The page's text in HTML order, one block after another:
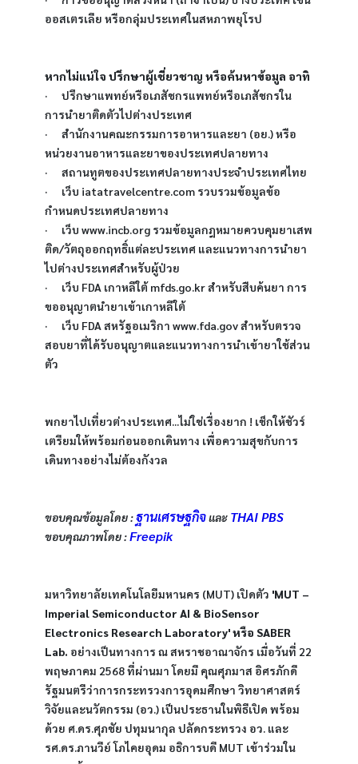
ออสเตรเลีย หรือกลุ่มประเทศในสหภาพยุโรป
หากไม่แน่ใจ ปรึกษาผู้เชี่ยวชาญ หรือค้นหาข้อมูล อาทิ
·      ปรึกษาแพทย์หรือเภสัชกรแพทย์หรือเภสัชกรใน
การนำยาติดตัวไปต่างประเทศ
·      สำนักงานคณะกรรมการอาหารและยา (อย.) หรือ
หน่วยงานอาหารและยาของประเทศปลายทาง
·      สถานทูตของประเทศปลายทางประจำประเทศไทย
·      เว็บ iatatravelcentre.com รวบรวมข้อมูลข้อ
กำหนดประเทศปลายทาง
·      เว็บ www.incb.org รวมข้อมูลกฎหมายควบคุมยาเสพ
ติด/วัตถุออกฤทธิ์แต่ละประเทศ และแนวทางการนำยา
ไปต่างประเทศสำหรับผู้ป่วย
·      เว็บ FDA เกาหลีใต้ mfds.go.kr สำหรับสืบค้นยา การ
ขออนุญาตนำยาเข้าเกาหลีใต้
·      เว็บ FDA สหรัฐอเมริกา www.fda.gov สำหรับตรวจ
สอบยาที่ได้รับอนุญาตและแนวทางการนำเข้ายาใช้ส่วน
ตัว
พกยาไปเที่ยวต่างประเทศ...ไม่ใช่เรื่องยาก ! เช็กให้ชัวร์
เตรียมให้พร้อมก่อนออกเดินทาง เพื่อความสุขกับการ
เดินทางอย่างไม่ต้องกังวล
ขอบคุณข้อมูลโดย : ฐานเศรษฐกิจ และ THAI PBS
ขอบคุณภาพโดย : Freepik
มหาวิทยาลัยเทคโนโลยีมหานคร (MUT) เปิดตัว 'MUT –
Imperial Semiconductor AI & BioSensor
Electronics Research Laboratory' หรือ SABER
Lab. อย่างเป็นทางการ ณ สหราชอาณาจักร เมื่อวันที่ 22
พฤษภาคม 2568 ที่ผ่านมา โดยมี คุณศุภมาส อิศรภักดี
รัฐมนตรีว่าการกระทรวงการอุดมศึกษา วิทยาศาสตร์
วิจัยและนวัตกรรม (อว.) เป็นประธานในพิธีเปิด พร้อม
ด้วย ศ.ดร.ศุภชัย ปทุมนากุล ปลัดกระทรวง อว. และ
รศ.ดร.ภานวีย์ โภไคยอุดม อธิการบดี MUT เข้าร่วมใน